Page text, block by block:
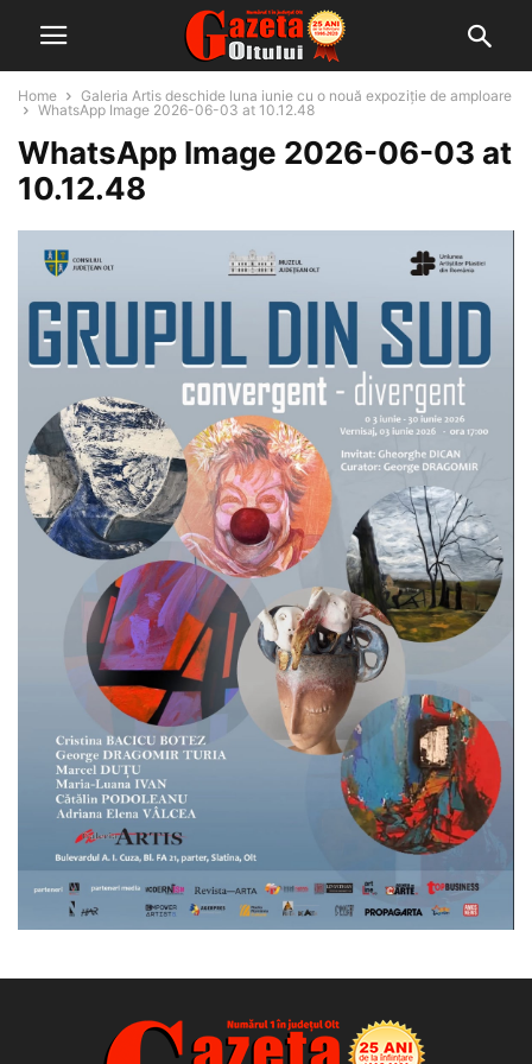
Home
Galeria Artis deschide luna iunie cu o nouă expoziție de amploare
WhatsApp Image 2026-06-03 at 10.12.48
WhatsApp Image 2026-06-03 at
10.12.48